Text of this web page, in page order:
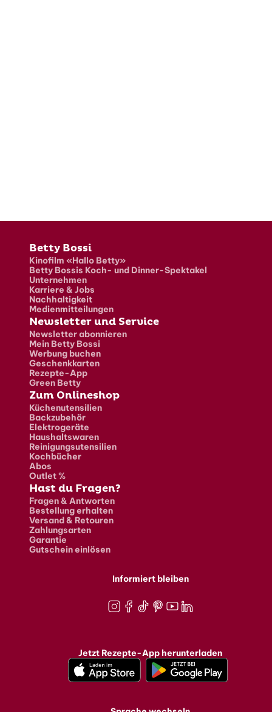
Fusszeile
Betty Bossi
Kinofilm «Hallo Betty»
Betty Bossis Koch- und Dinner-Spektakel
Unternehmen
Karriere & Jobs
Nachhaltigkeit
Medienmitteilungen
Newsletter und Service
Newsletter abonnieren
Mein Betty Bossi
Werbung buchen
Geschenkkarten
Rezepte-App
Green Betty
Zum Onlineshop
Küchenutensilien
Backzubehör
Elektrogeräte
Haushaltswaren
Reinigungsutensilien
Kochbücher
Abos
Outlet %
Hast du Fragen?
Fragen & Antworten
Bestellung erhalten
Versand & Retouren
Zahlungsarten
Garantie
Gutschein einlösen
Informiert bleiben
Jetzt Rezepte-App herunterladen